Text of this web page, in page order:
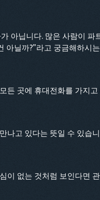
아닙니다. 많은 사람이
닐까?"라고 궁금해하시
든 곳에 휴대전화를 가지
나고 있다는 뜻일 수 있습
이 없는 것처럼 보인다면